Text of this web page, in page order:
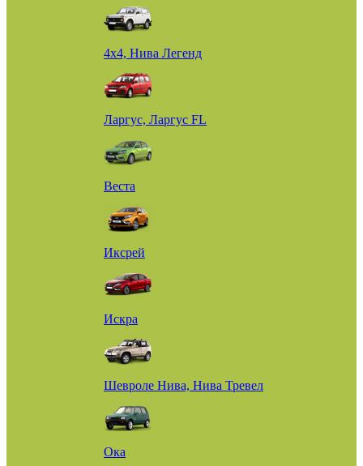
4х4, Нива Легенд
Ларгус, Ларгус FL
Веста
Иксрей
Искра
Шевроле Нива, Нива Тревел
Ока